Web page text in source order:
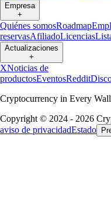
Empresa
+
Quiénes somosRoadmap
reservasAfiliadoLicencias
Actualizaciones
+
XNoticias de
productosEventosReddit
Cryptocurrency in Every
Copyright © 2024 - 2026
aviso de privacidadEstado